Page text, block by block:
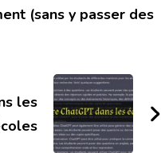
(sans y passer des
les